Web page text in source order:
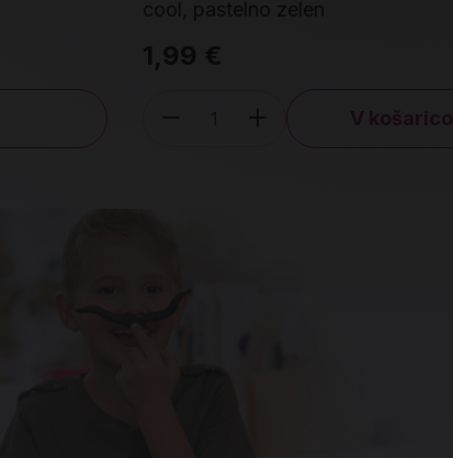
cool, pastelno zelen
1,99 €
Količina
V košarico